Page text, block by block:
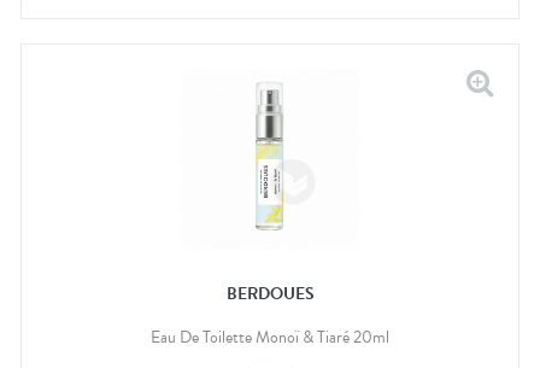
BERDOUES
Eau De Toilette Monoï & Tiaré 20ml